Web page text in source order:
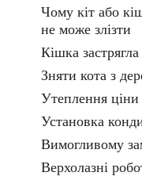
Чому кіт або
не може злізти
Кішка
Зняти кота з
Утеплення ціни
Установка
Вимогливому
Верхолазні